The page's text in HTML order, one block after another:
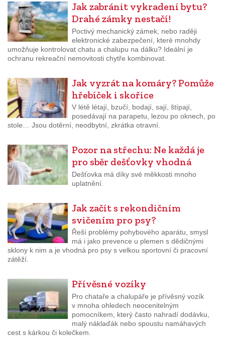
Jak zabránit vykradení bytu?
Drahé zámky nestačí!
Poctivý mechanický zámek, nebo raději
elektronické zabezpečení, které mnohdy
umožňuje kontrolovat chatu a chalupu na dálku? Ideální je
ochranu rekreační nemovitosti chytře kombinovat.
Jak vyzrát na komáry? Pomůže
hřebíček i skořice
V létě létají, bzučí, bodají, sají, štípají,
posedávají na parapetu, lezou po oknech, po
stole… Jsou dotěrní, neodbytní, zkrátka otravní.
Pozor na střechu: Ne každá je
pro sběr dešťovky vhodná
Dešťovka má díky své měkkosti mnoho
uplatnění.
Jak začít s rekondičním
svičením pro psy?
Řeší problémy pohybového aparátu, smysl
má i jako prevence u plemen s dědičnými
sklony k nim a je vhodná pro psy s velkou sportovní či pracovní
zátěží.
Přívěsné vozíky
Pro chataře a chalupáře je přívěsný vozík
v mnoha ohledech neocenitelným
pomocníkem, který často nahradí dodávku,
malý náklaďák nebo spoustu namáhavých
cest s kárkou či kolečkem.